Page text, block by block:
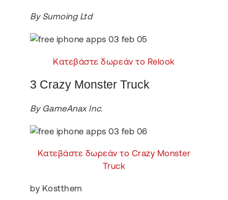
By Sumoing Ltd
Κατεβάστε δωρεάν το Relook
3 Crazy Monster Truck
By GameAnax Inc.
Κατεβάστε δωρεάν το Crazy Monster
Truck
by Kostthem